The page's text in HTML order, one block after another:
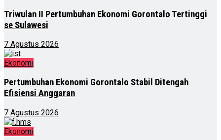
Triwulan II Pertumbuhan Ekonomi Gorontalo Tertinggi
se Sulawesi
7 Agustus 2026
Ekonomi
Pertumbuhan Ekonomi Gorontalo Stabil Ditengah
Efisiensi Anggaran
7 Agustus 2026
Ekonomi